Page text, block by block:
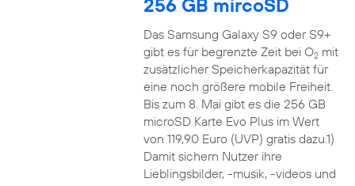
256 GB mircoSD
Das Samsung Galaxy S9 oder S9+
gibt es für begrenzte Zeit bei O2mit
zusätzlicher Speicherkapazität für
eine noch größere mobile Freiheit.
Bis zum 8. Mai gibt es die 256 GB
microSD Karte Evo Plus im Wert
von 119,90 Euro (UVP) gratis dazu.1)
Damit sichern Nutzer ihre
Lieblingsbilder, -musik, -videos und